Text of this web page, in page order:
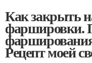
Как закрыть
фаршировки.
Рецепт моей